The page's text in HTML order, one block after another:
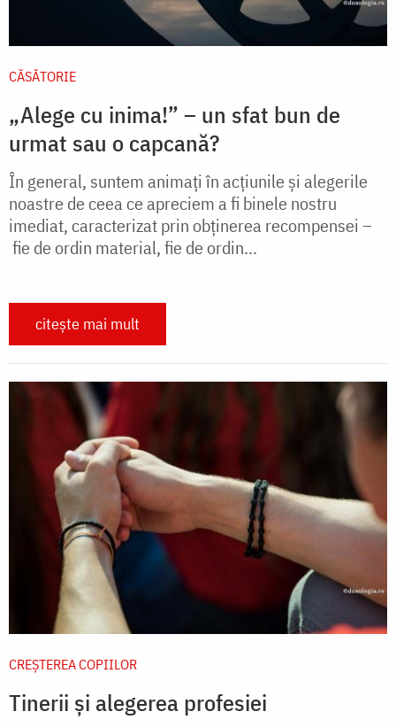
CĂSĂTORIE
„Alege cu inima!” – un sfat bun de
urmat sau o capcană?
În general, suntem animaţi în acţiunile şi alegerile
noastre de ceea ce apreciem a fi binele nostru
imediat, caracterizat prin obţinerea recompensei –
fie de ordin material, fie de ordin...
citește mai mult
CREŞTEREA COPIILOR
Tinerii și alegerea profesiei